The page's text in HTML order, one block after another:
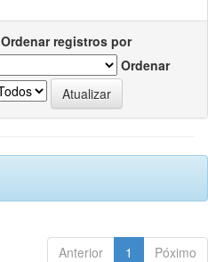
Ordenar registros por
Ordenar
Anterior 1 Póximo